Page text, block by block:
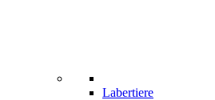
Labertiere